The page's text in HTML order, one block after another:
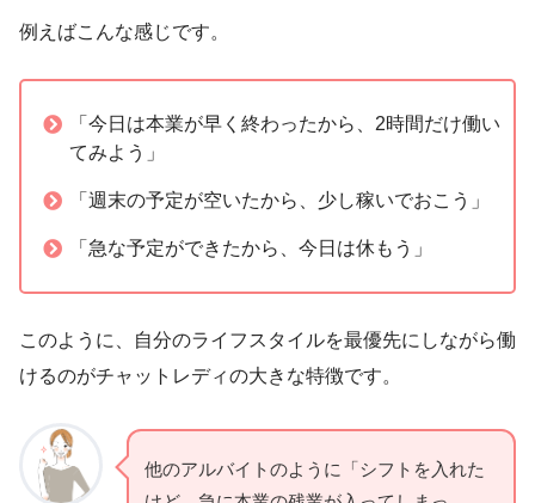
例えばこんな感じです。
「今日は本業が早く終わったから、2時間だけ働い
てみよう」
「週末の予定が空いたから、少し稼いでおこう」
「急な予定ができたから、今日は休もう」
このように、自分のライフスタイルを最優先にしながら働
けるのがチャットレディの大きな特徴です。
他のアルバイトのように「シフトを入れた